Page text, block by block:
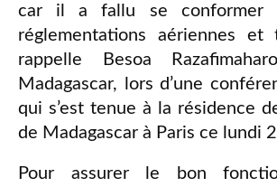
car il a fallu se conformer
réglementations aériennes et
rappelle Besoa
Madagascar, lors d’une
qui s’est tenue à la résidence
de Madagascar à Paris ce lundi
Pour assurer le bon